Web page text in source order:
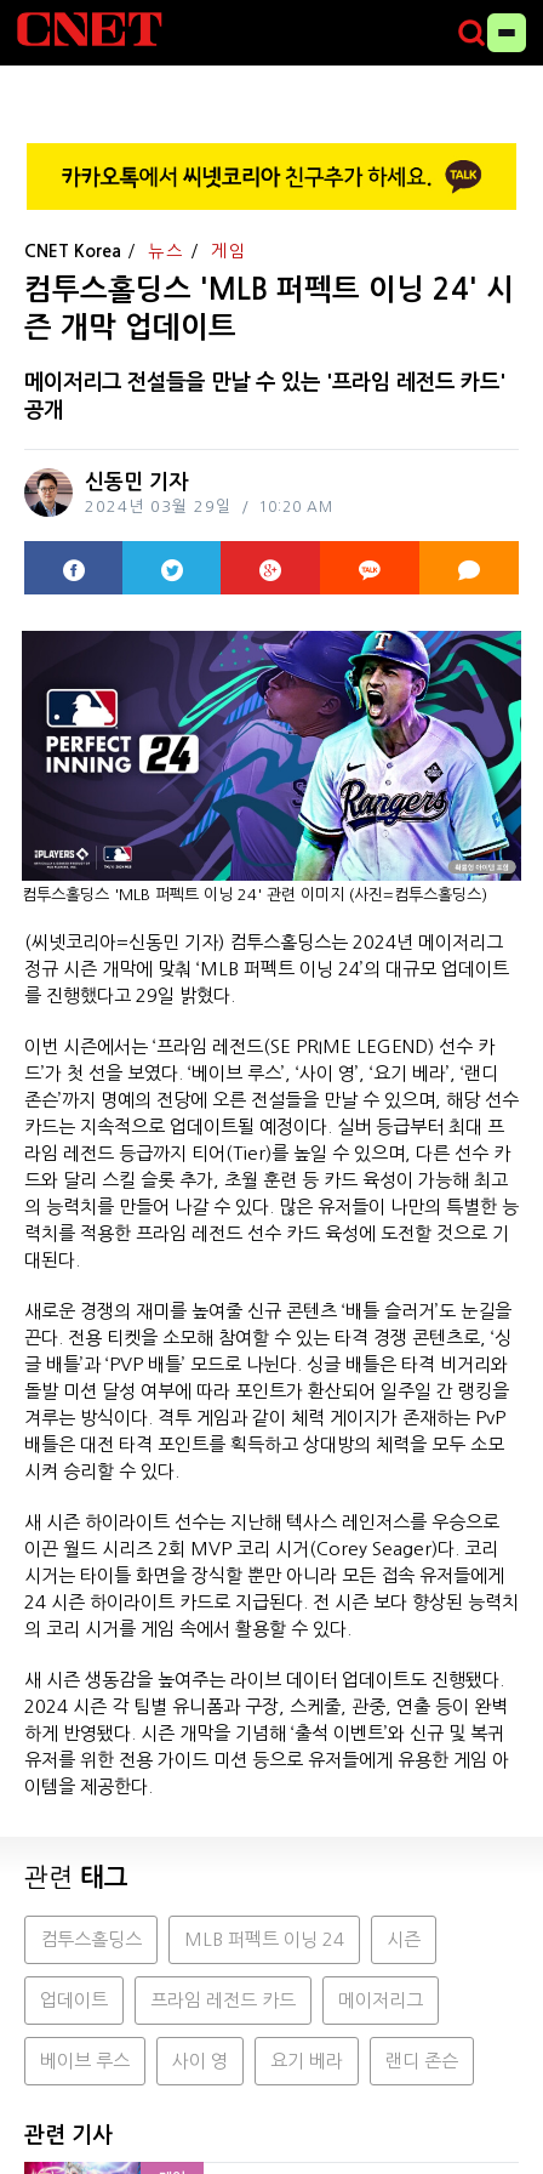
CNET Korea 뉴스 게임
컴투스홀딩스 'MLB 퍼펙트 이닝 24' 시
즌 개막 업데이트
메이저리그 전설들을 만날 수 있는 '프라임 레전드 카드'
공개
신동민 기자
2024년 03월 29일 10:20 AM
컴투스홀딩스 'MLB 퍼펙트 이닝 24' 관련 이미지 (사진=컴투스홀딩스)
(씨넷코리아=신동민 기자) 컴투스홀딩스는 2024년 메이저리그
정규 시즌 개막에 맞춰 ‘MLB 퍼펙트 이닝 24’의 대규모 업데이트
를 진행했다고 29일 밝혔다.
이번 시즌에서는 ‘프라임 레전드(SE PRIME LEGEND) 선수 카
드’가 첫 선을 보였다. ‘베이브 루스’, ‘사이 영’, ‘요기 베라’, ‘랜디
존슨’까지 명예의 전당에 오른 전설들을 만날 수 있으며, 해당 선수
카드는 지속적으로 업데이트될 예정이다. 실버 등급부터 최대 프
라임 레전드 등급까지 티어(Tier)를 높일 수 있으며, 다른 선수 카
드와 달리 스킬 슬롯 추가, 초월 훈련 등 카드 육성이 가능해 최고
의 능력치를 만들어 나갈 수 있다. 많은 유저들이 나만의 특별한 능
력치를 적용한 프라임 레전드 선수 카드 육성에 도전할 것으로 기
대된다.
새로운 경쟁의 재미를 높여줄 신규 콘텐츠 ‘배틀 슬러거’도 눈길을
끈다. 전용 티켓을 소모해 참여할 수 있는 타격 경쟁 콘텐츠로, ‘싱
글 배틀’과 ‘PVP 배틀’ 모드로 나뉜다. 싱글 배틀은 타격 비거리와
돌발 미션 달성 여부에 따라 포인트가 환산되어 일주일 간 랭킹을
겨루는 방식이다. 격투 게임과 같이 체력 게이지가 존재하는 PvP
배틀은 대전 타격 포인트를 획득하고 상대방의 체력을 모두 소모
시켜 승리할 수 있다.
새 시즌 하이라이트 선수는 지난해 텍사스 레인저스를 우승으로
이끈 월드 시리즈 2회 MVP 코리 시거(Corey Seager)다. 코리
시거는 타이틀 화면을 장식할 뿐만 아니라 모든 접속 유저들에게
24 시즌 하이라이트 카드로 지급된다. 전 시즌 보다 향상된 능력치
의 코리 시거를 게임 속에서 활용할 수 있다.
새 시즌 생동감을 높여주는 라이브 데이터 업데이트도 진행됐다.
2024 시즌 각 팀별 유니폼과 구장, 스케줄, 관중, 연출 등이 완벽
하게 반영됐다. 시즌 개막을 기념해 ‘출석 이벤트’와 신규 및 복귀
유저를 위한 전용 가이드 미션 등으로 유저들에게 유용한 게임 아
이템을 제공한다.
관련 태그
컴투스홀딩스 MLB 퍼펙트 이닝 24 시즌
업데이트 프라임 레전드 카드 메이저리그
베이브 루스 사이 영 요기 베라 랜디 존슨
관련 기사